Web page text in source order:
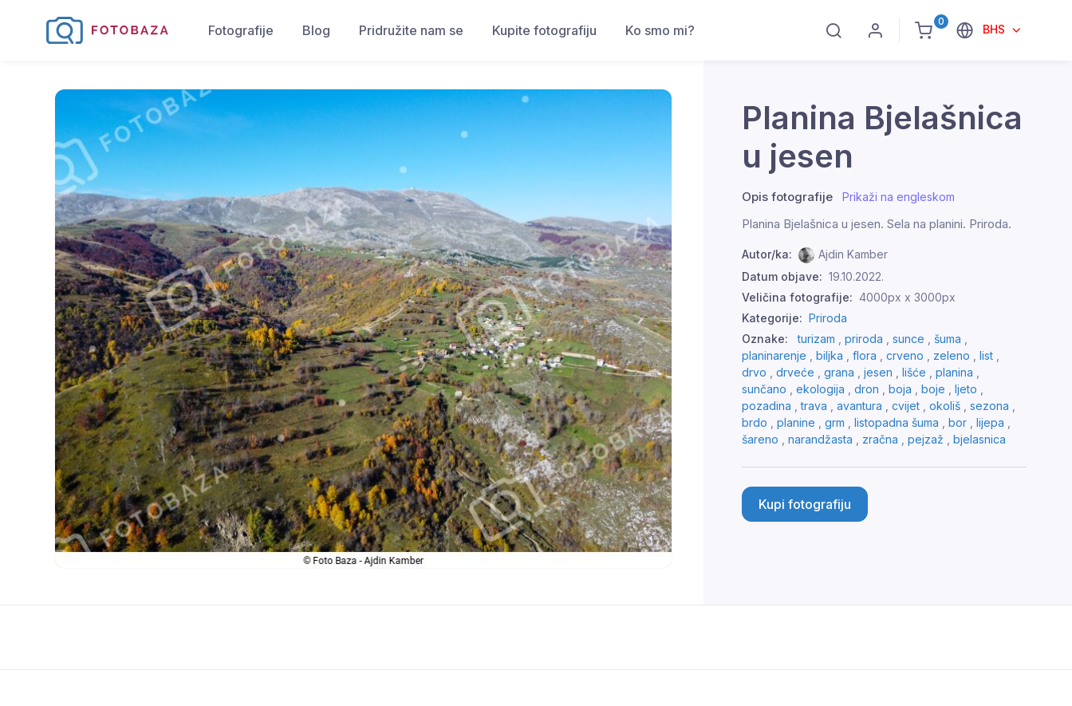
0
BHS
Fotografije Blog Pridružite nam se Kupite fotografiju Ko smo mi?
Planina Bjelašnica
u jesen
Opis fotografije Prikaži na engleskom
Planina Bjelašnica u jesen. Sela na planini. Priroda.
Autor/ka:
Ajdin Kamber
Datum objave: 19.10.2022.
Veličina fotografije: 4000px x 3000px
Kategorije: Priroda
Oznake:
turizam , priroda , sunce , šuma ,
planinarenje , biljka , flora , crveno , zeleno , list ,
drvo , drveće , grana , jesen , lišće , planina ,
sunčano , ekologija , dron , boja , boje , ljeto ,
pozadina ,trava , avantura , cvijet , okoliš , sezona ,
brdo , planine , grm , listopadna šuma , bor , lijepa ,
šareno , narandžasta , zračna , pejzaž , bjelasnica
Kupi fotografiju